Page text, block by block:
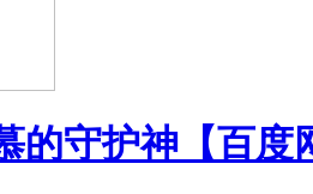
的守护神【百度